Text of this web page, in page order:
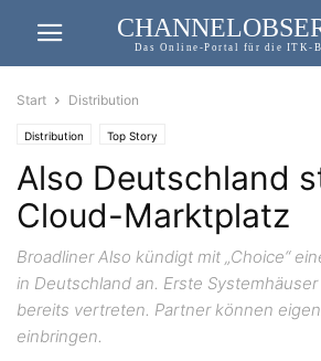
Das Online-Portal für die ITK-
Start Distribution
Distribution Top Story
Also Deutschland
Cloud-Marktplatz
Broadliner Also kündigt mit „Choice“
in Deutschland an. Erste
bereits vertreten. Partner können
einbringen.